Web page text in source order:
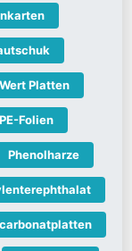
Platten
PE-Folien
Phenolharze